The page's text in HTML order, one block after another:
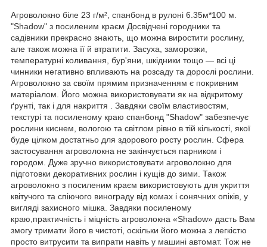
Агроволокно біле 23 г/м², спанбонд в рулоні 6.35м*100 м.
"Shadow" з посиленим краєм Досвідчені городники та
садівники прекрасно знають, що можна виростити рослину,
але також можна її й втратити. Засуха, заморозки,
температурні коливання, бур'яни, шкідники тощо — всі ці
чинники негативно впливають на розсаду та дорослі рослини.
Агроволокно за своїм прямим призначенням є покривним
матеріалом. Його можна використовувати як на відкритому
ґрунті, так і для накриття . Завдяки своїм властивостям,
текстурі та посиленому краю спанбонд "Shadow" забезпечує
рослини киснем, вологою та світлом рівно в тій кількості, якої
буде цілком достатньо для здорового росту рослин. Сфера
застосування агроволокна не закінчується парником і
городом. Дуже зручно використовувати агроволокно для
підготовки декоративних рослин і кущів до зими. Також
агроволокно з посиленим краєм використовують для укриття
квітучого та спіючого винограду від комах і сонячних опіків, у
вигляді захисного мішка. Завдяки посиленому
краю,практичність і міцність агроволокна «Shadow» дасть Вам
змогу тримати його в чистоті, оскільки його можна з легкістю
просто витрусити та випрати навіть у машині автомат. Тож не